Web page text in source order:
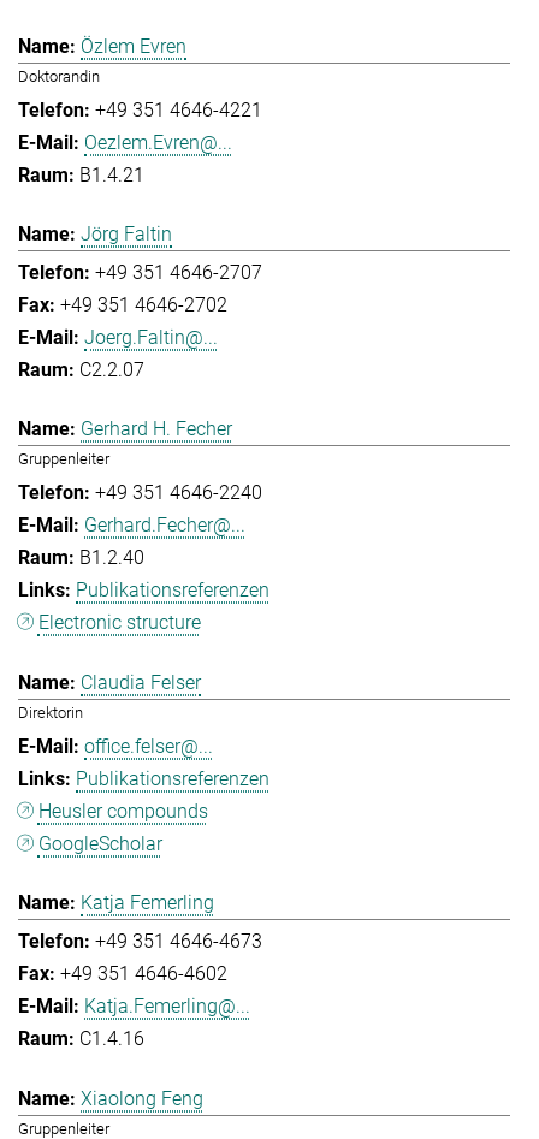
Özlem Evren
Doktorandin
+49 351 4646-4221
Oezlem.Evren@...
B1.4.21
Jörg Faltin
+49 351 4646-2707
+49 351 4646-2702
Joerg.Faltin@...
C2.2.07
Gerhard H. Fecher
Gruppenleiter
+49 351 4646-2240
Gerhard.Fecher@...
B1.2.40
Publikationsreferenzen
Electronic structure
Claudia Felser
Direktorin
office.felser@...
Publikationsreferenzen
Heusler compounds
GoogleScholar
Katja Femerling
+49 351 4646-4673
+49 351 4646-4602
Katja.Femerling@...
C1.4.16
Xiaolong Feng
Gruppenleiter